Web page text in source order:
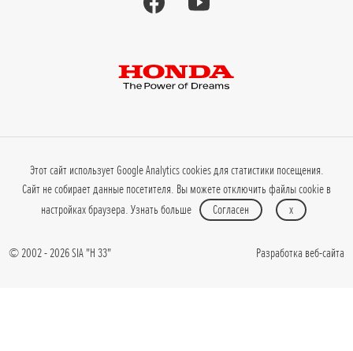
Этот сайт использует Google Analytics cookies для статистики посещения.
Сайт не собирает данные посетителя. Вы можете отключить файлы cookie в
настройках браузера. Узнать больше Согласен x
© 2002 - 2026 SIA "H 33" Разработка веб-сайта